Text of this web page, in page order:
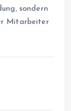
sondern
Mitarbeiter